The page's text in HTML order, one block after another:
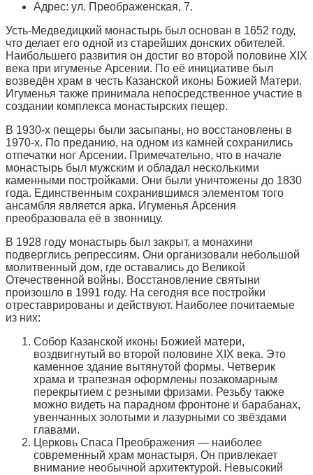
Адрес: ул. Преображенская, 7.
Усть-Медведицкий монастырь был основан в 1652 году,
что делает его одной из старейших донских обителей.
Наибольшего развития он достиг во второй половине XIX
века при игуменье Арсении. По её инициативе был
возведён храм в честь Казанской иконы Божией Матери.
Игуменья также принимала непосредственное участие в
создании комплекса монастырских пещер.
В 1930-х пещеры были засыпаны, но восстановлены в
1970-х. По преданию, на одном из камней сохранились
отпечатки ног Арсении. Примечательно, что в начале
монастырь был мужским и обладал несколькими
каменными постройками. Они были уничтожены до 1830
года. Единственным сохранившимся элементом того
ансамбля является арка. Игуменья Арсения
преобразовала её в звонницу.
В 1928 году монастырь был закрыт, а монахини
подверглись репрессиям. Они организовали небольшой
молитвенный дом, где оставались до Великой
Отечественной войны. Восстановление святыни
произошло в 1991 году. На сегодня все постройки
отреставрированы и действуют. Наиболее почитаемые
из них:
Собор Казанской иконы Божией матери,
воздвигнутый во второй половине XIX века. Это
каменное здание вытянутой формы. Четверик
храма и трапезная оформлены позакомарным
перекрытием с резными фризами. Резьбу также
можно видеть на парадном фронтоне и барабанах,
увенчанных золотыми и лазурными со звёздами
главами.
Церковь Спаса Преображения — наиболее
современный храм монастыря. Он привлекает
внимание необычной архитектурой. Невысокий